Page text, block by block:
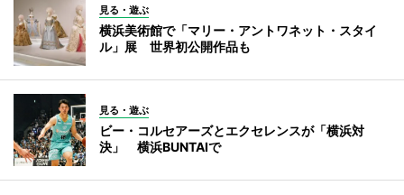
見る・遊ぶ
横浜美術館で「マリー・アントワネット・スタイ
ル」展 世界初公開作品も
見る・遊ぶ
ビー・コルセアーズとエクセレンスが「横浜対
決」 横浜BUNTAIで